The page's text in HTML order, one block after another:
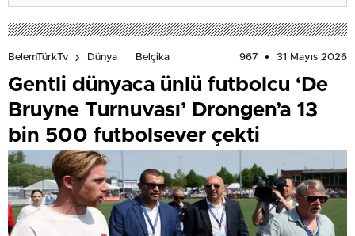
BelemTürkTv Dünya Belçika 967 31 Mayıs 2026
Gentli dünyaca ünlü futbolcu ‘De
Bruyne Turnuvası’ Drongen’a 13
bin 500 futbolsever çekti